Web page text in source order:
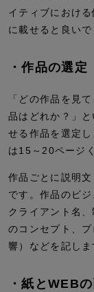
イティブにおけ
に載せると良いで
・作品の選定
「どの作品を見
品はどれか？」
せる作品を選定
は15～20ページ
作品ごとに説明
です。作品のビ
クライアント名
のコンセプト、
響）などを記しま
・紙とWEB